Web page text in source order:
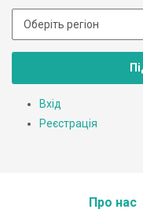
Вхід
Реєстрація
Про нас